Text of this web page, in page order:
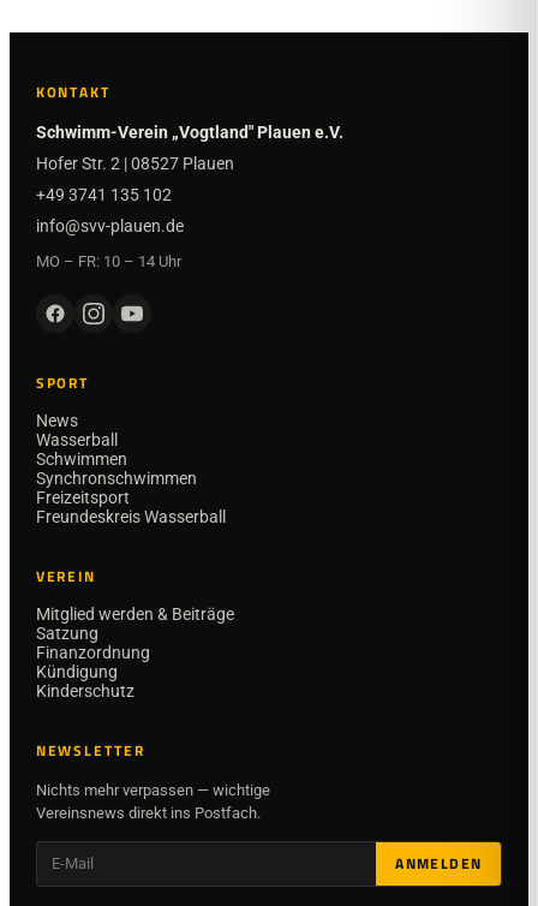
KONTAKT
Schwimm-Verein „Vogtland" Plauen e.V.
Hofer Str. 2 | 08527 Plauen
+49 3741 135 102
info@svv-plauen.de
MO – FR: 10 – 14 Uhr
SPORT
News
Wasserball
Schwimmen
Synchronschwimmen
Freizeitsport
Freundeskreis Wasserball
VEREIN
Mitglied werden & Beiträge
Satzung
Finanzordnung
Kündigung
Kinderschutz
NEWSLETTER
Nichts mehr verpassen — wichtige
Vereinsnews direkt ins Postfach.
ANMELDEN